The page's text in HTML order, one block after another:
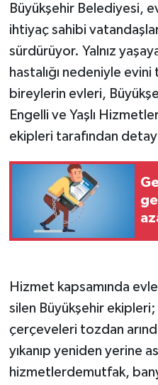
Büyükşehir Belediyesi,
ihtiyaç sahibi
sürdürüyor. Yalnız
hastalığı nedeniyle
bireylerin evleri,
Engelli ve Yaşlı
ekipleri tarafından
Hizmet kapsamında
silen Büyükşehir
çerçeveleri tozdan
yıkanıp yeniden yerine
hizmetlerdemutfak,